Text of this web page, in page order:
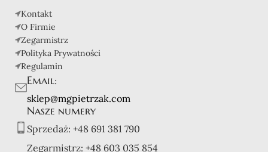
Kontakt
O Firmie
Zegarmistrz
Polityka Prywatności
Regulamin
Email:
sklep@mgpietrzak.com
Nasze numery
Sprzedaż: +48 691 381 790
Zegarmistrz: +48 603 035 854